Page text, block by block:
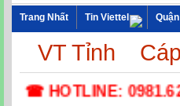
Trang Nhất Tin Viettel
VT Tỉnh
☎ HOTLINE: